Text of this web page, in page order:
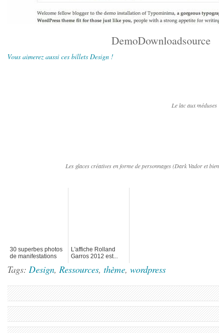
DemoDownloadsource
Vous aimerez aussi ces billets Design !
Le lac aux méduses
Les glaces créatives en forme de personnages (Dark Vador et
30 superbes photos
de manifestations
L'affiche Rolland
Garros 2012 est...
Tags: Design, Ressources, thème, wordpress